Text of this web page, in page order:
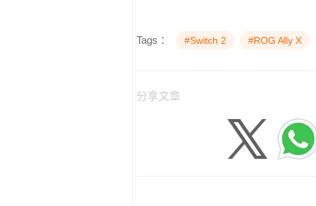
Tags： #Switch 2 #ROG Ally X
分享文章